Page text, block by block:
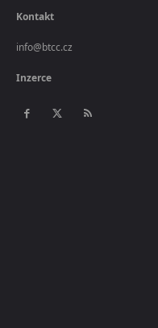
Kontakt
info@btcc.cz
Inzerce